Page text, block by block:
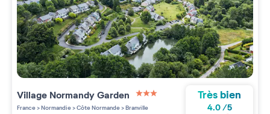
Village Normandy Garden
3 étoiles sur 5
France>Normandie>Côte Normande>Branville
Très bien
4.0/5